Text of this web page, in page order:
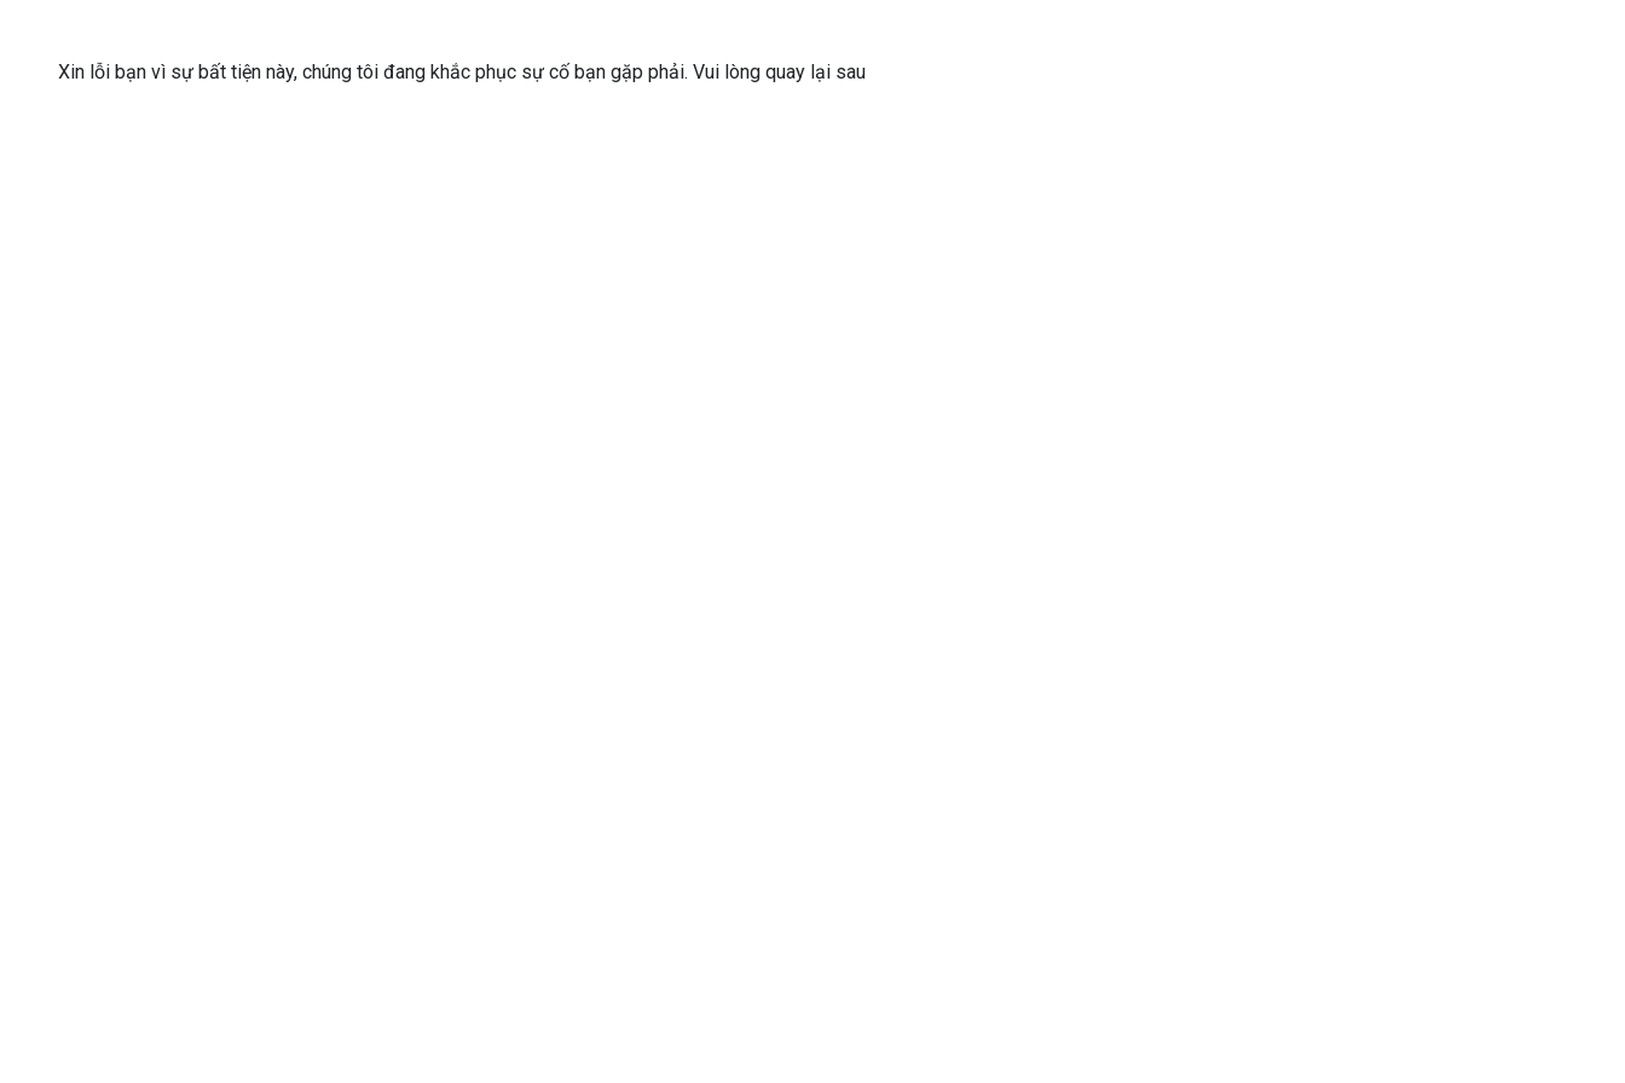
Xin lỗi bạn vì sự bất tiện này, chúng tôi đang khắc phục sự cố bạn gặp phải. Vui lòng quay lại sau